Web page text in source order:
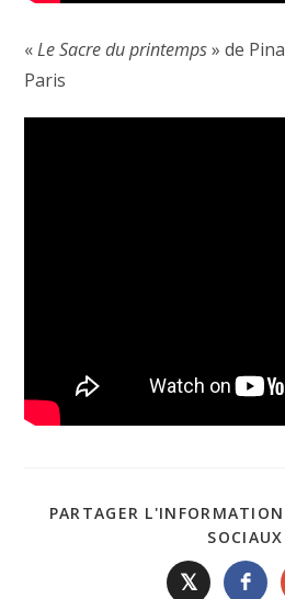
«Le Sacre du printemps» de
Paris
PARTAGER
SOCIAUX
𝕏